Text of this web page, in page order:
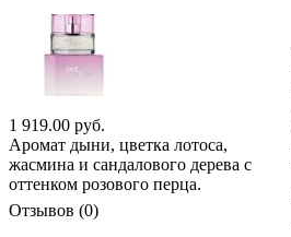
1 919.00 руб.
Аромат дыни, цветка лотоса,
жасмина и сандалового дерева с
оттенком розового перца.
Отзывов (0)